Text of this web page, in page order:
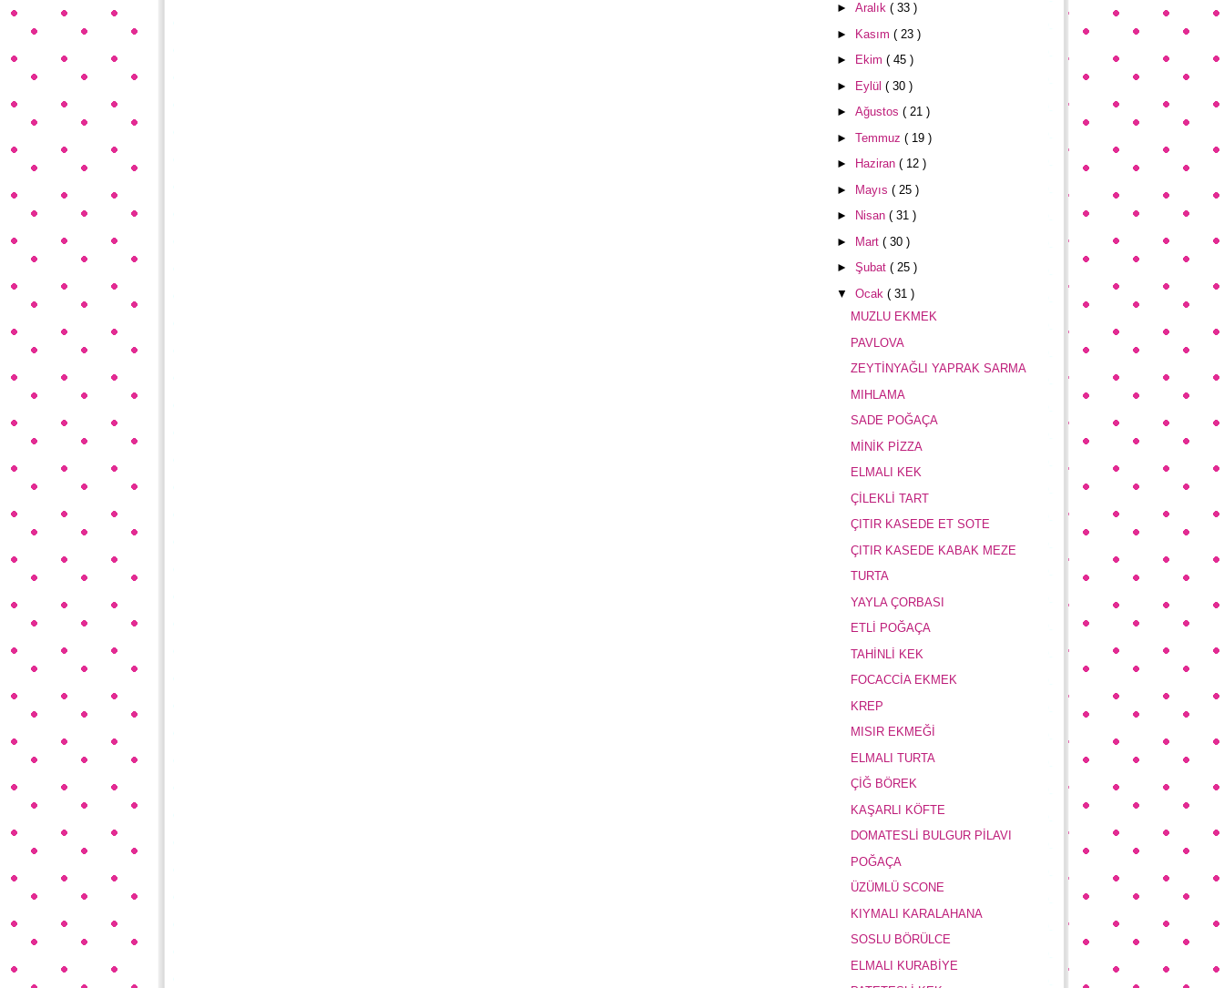
► Aralık ( 33 )
►
Kasım ( 23 )
►
Ekim ( 45 )
►
Eylül ( 30 )
► Ağustos ( 21 )
► Temmuz ( 19 )
►
Haziran ( 12 )
►
Mayıs ( 25 )
►
Nisan ( 31 )
►
Mart ( 30 )
► Şubat ( 25 )
▼ Ocak ( 31 )
MUZLU EKMEK
PAVLOVA
ZEYTİNYAĞLI YAPRAK SARMA
MIHLAMA
SADE POĞAÇA
MİNİK PİZZA
ELMALI KEK
ÇİLEKLİ TART
ÇITIR KASEDE ET SOTE
ÇITIR KASEDE KABAK MEZE
TURTA
YAYLA ÇORBASI
ETLİ POĞAÇA
TAHİNLİ KEK
FOCACCİA EKMEK
KREP
MISIR EKMEĞİ
ELMALI TURTA
ÇİĞ BÖREK
KAŞARLI KÖFTE
DOMATESLİ BULGUR PİLAVI
POĞAÇA
ÜZÜMLÜ SCONE
KIYMALI KARALAHANA
SOSLU BÖRÜLCE
ELMALI KURABİYE